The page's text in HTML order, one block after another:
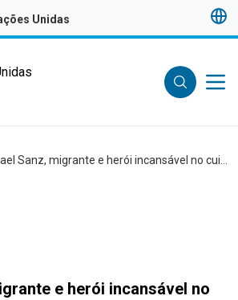
Unidas
e herói incansável no